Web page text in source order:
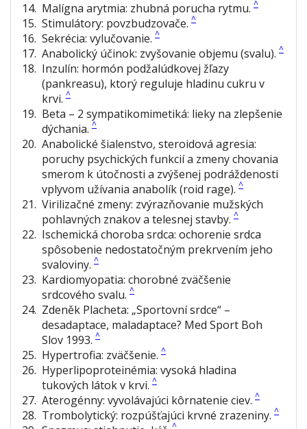
14. Malígna arytmia: zhubná porucha rytmu. ^
15. Stimulátory: povzbudzovače. ^
16. Sekrécia: vylučovanie. ^
17. Anabolický účinok: zvyšovanie objemu (svalu). ^
18. Inzulín: hormón podžalúdkovej žľazy
(pankreasu), ktorý reguluje hladinu cukru v
krvi. ^
19. Beta – 2 sympatikomimetiká: lieky na zlepšenie
dýchania. ^
20. Anabolické šialenstvo, steroidová agresia:
poruchy psychických funkcií a zmeny chovania
smerom k útočnosti a zvýšenej podráždenosti
vplyvom užívania anabolík (roid rage). ^
21. Virilizačné zmeny: zvýrazňovanie mužských
pohlavných znakov a telesnej stavby. ^
22. Ischemická choroba srdca: ochorenie srdca
spôsobenie nedostatočným prekrvením jeho
svaloviny. ^
23. Kardiomyopatia: chorobné zväčšenie
srdcového svalu. ^
24. Zdeněk Placheta: „Sportovní srdce“ –
desadaptace, maladaptace? Med Sport Boh
Slov 1993. ^
25. Hypertrofia: zväčšenie. ^
26. Hyperlipoproteinémia: vysoká hladina
tukových látok v krvi. ^
27. Aterogénny: vyvolávajúci kôrnatenie ciev. ^
28. Trombolytický: rozpúšťajúci krvné zrazeniny. ^
^